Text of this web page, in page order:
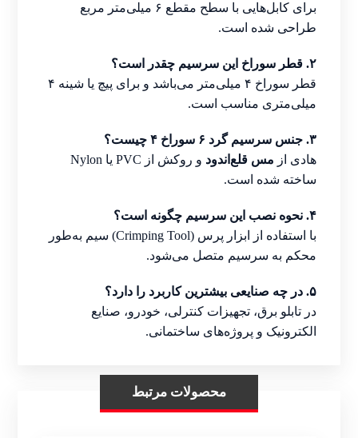
برای کابل‌هایی با سطح مقطع ۶ میلی‌متر مربع
طراحی شده است.
۲. قطر سوراخ این سرسیم چقدر است؟
قطر سوراخ ۴ میلی‌متر می‌باشد و برای پیچ یا شینه ۴
میلی‌متری مناسب است.
۳. جنس سرسیم گرد ۶ سوراخ ۴ چیست؟
هادی از مس قلع‌اندود
و روکش از PVC یا Nylon
ساخته شده است.
۴. نحوه نصب این سرسیم چگونه است؟
با استفاده از ابزار پرس (Crimping Tool) سیم به‌طور
محکم به سرسیم متصل می‌شود.
۵. در چه صنایعی بیشترین کاربرد را دارد؟
در تابلو برق، تجهیزات کنترلی، خودرو، صنایع
الکترونیک و پروژه‌های ساختمانی.
محصولات مرتبط